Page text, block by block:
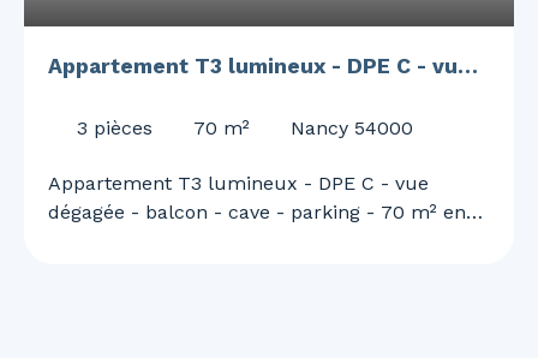
Appartement T3 lumineux - DPE C - vue
env. - libre de toute occupation.
3 pièces 70 m² Nancy 54000
Appartement T3 lumineux - DPE C - vue
dégagée - balcon - cave - parking - 70 m² env.